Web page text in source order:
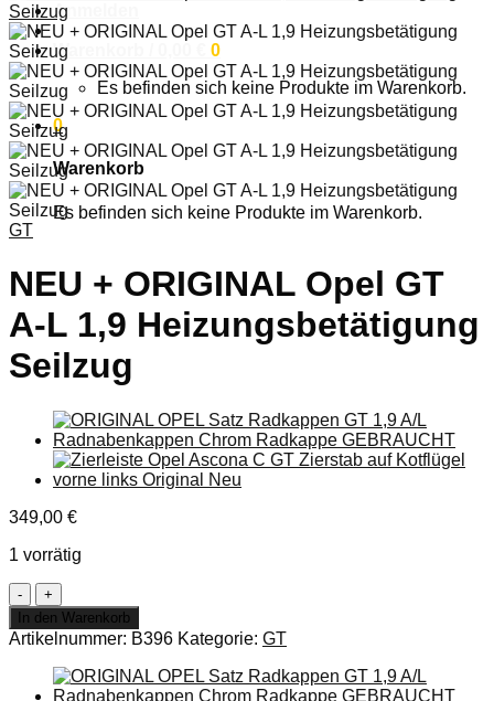
Anmelden
Warenkorb /
0
Es befinden sich keine Produkte im Warenkorb.
0
Warenkorb
Es befinden sich keine Produkte im Warenkorb.
GT
NEU + ORIGINAL Opel GT
A-L 1,9 Heizungsbetätigung
Seilzug
349,00 €
1 vorrätig
NEU
+
ORIGINAL
Opel
GT
A-
In den Warenkorb
Artikelnummer: B396 Kategorie: GT